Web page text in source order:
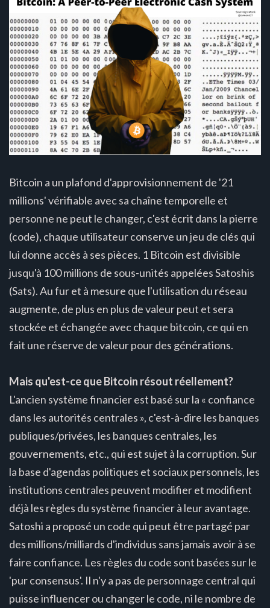
Bitcoin a un plafond d'approvisionnement de '21
millions' vérifiable avec sa chaîne temporelle et
personne ne peut le changer, c'est écrit dans la pierre
(code), chaque utilisateur conserve un jeu de clés qui
lui donne accès à ses pièces. 1 Bitcoin est divisible
jusqu'à 100 millions de sous-unités appelées Satoshis
(Sats). Au fur et à mesure que l'utilisation du réseau
augmente, de plus en plus de valeur peut et sera
stockée et échangée avec chaque bitcoin, ce qui en
fait une réserve de valeur pour des générations.
Mais qu'est-ce que Bitcoin résout réellement?
L'ancien système financier est basé sur la « confiance
dans les autorités centrales », c'est-à-dire les banques
publiques/privées, les banques centrales, les
gouvernements, etc., qui est sujet à la corruption. Sur
la base d'agendas politiques et sociaux personnels, les
institutions centrales peuvent modifier et modifient
déjà les règles du système financier à leur avantage.
Satoshi a proposé un code qui peut être partagé par
des millions/milliards d'individus sans jamais avoir à se
faire confiance. Les règles du code sont basées sur le
'pur consensus'. Il n'y a pas de personnage central qui
puisse influencer ou changer le code, ni le nombre de